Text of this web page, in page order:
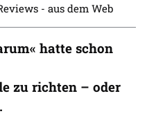
- aus dem Web
hatte schon
zu richten – oder